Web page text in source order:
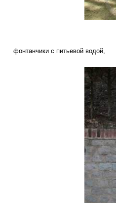
фонтанчики с питьевой водой,